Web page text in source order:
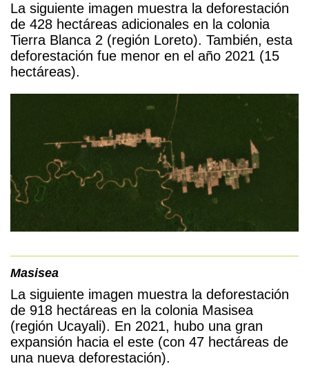
La siguiente imagen muestra la deforestación
de 428 hectáreas adicionales en la colonia
Tierra Blanca 2 (región Loreto). También, esta
deforestación fue menor en el año 2021 (15
hectáreas).
Masisea
La siguiente imagen muestra la deforestación
de 918 hectáreas en la colonia Masisea
(región Ucayali). En 2021, hubo una gran
expansión hacia el este (con 47 hectáreas de
una nueva deforestación).